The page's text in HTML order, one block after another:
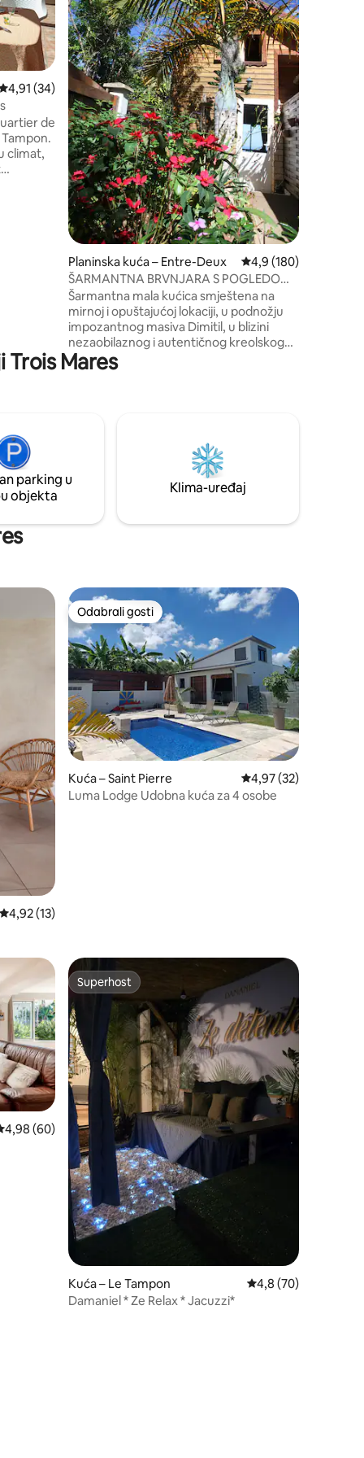
ocjena: 4,91/5, recenzija: 34
4,91 (34)
de
climat,
Planinska kuća – Entre-Deux Prosječna ocjena:
4,9 (180)
ŠARMANTNA BRVNJARA S POGLEDOM
NA OCEAN
Šarmantna mala kućica smještena na
mirnoj i opuštajućoj lokaciji, u podnožju
impozantnog masiva Dimitil, u blizini
nezaobilaznog i autentičnog kreolskog
sela između dva, 20 minuta od plaža na
jugu otoka i na vratima velikog divljeg
terase ćete uživati u prekrasnom
Trois Mares
parking u
objekta
Klima-uređaj
Prosječna ocjena: 4,92/5, recenzija: 13
4,92 (13)
Odabrali gosti
Odabrali gosti
Kuća – Saint Pierre Prosječna ocjena:
4,97 (32)
Luma Lodge Udobna kuća za 4 osobe
ocjena: 4,98/5, recenzija: 60
4,98 (60)
Superhost
Superhost
Kuća – Le Tampon Prosječna ocjena:
4,8 (70)
Damaniel * Ze Relax * Jacuzzi*